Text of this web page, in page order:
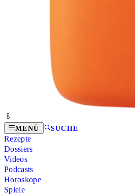
MENÜ SUCHE
Rezepte
Dossiers
Videos
Podcasts
Horoskope
Spiele